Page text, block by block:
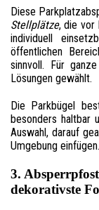
Diese
Stellplätze, die vor
individuell
öffentlichen
sinnvoll. Für
Lösungen gewählt.
Die Parkbügel
besonders haltbar
Auswahl, darauf
Umgebung einfügen.
3.
dekorativste